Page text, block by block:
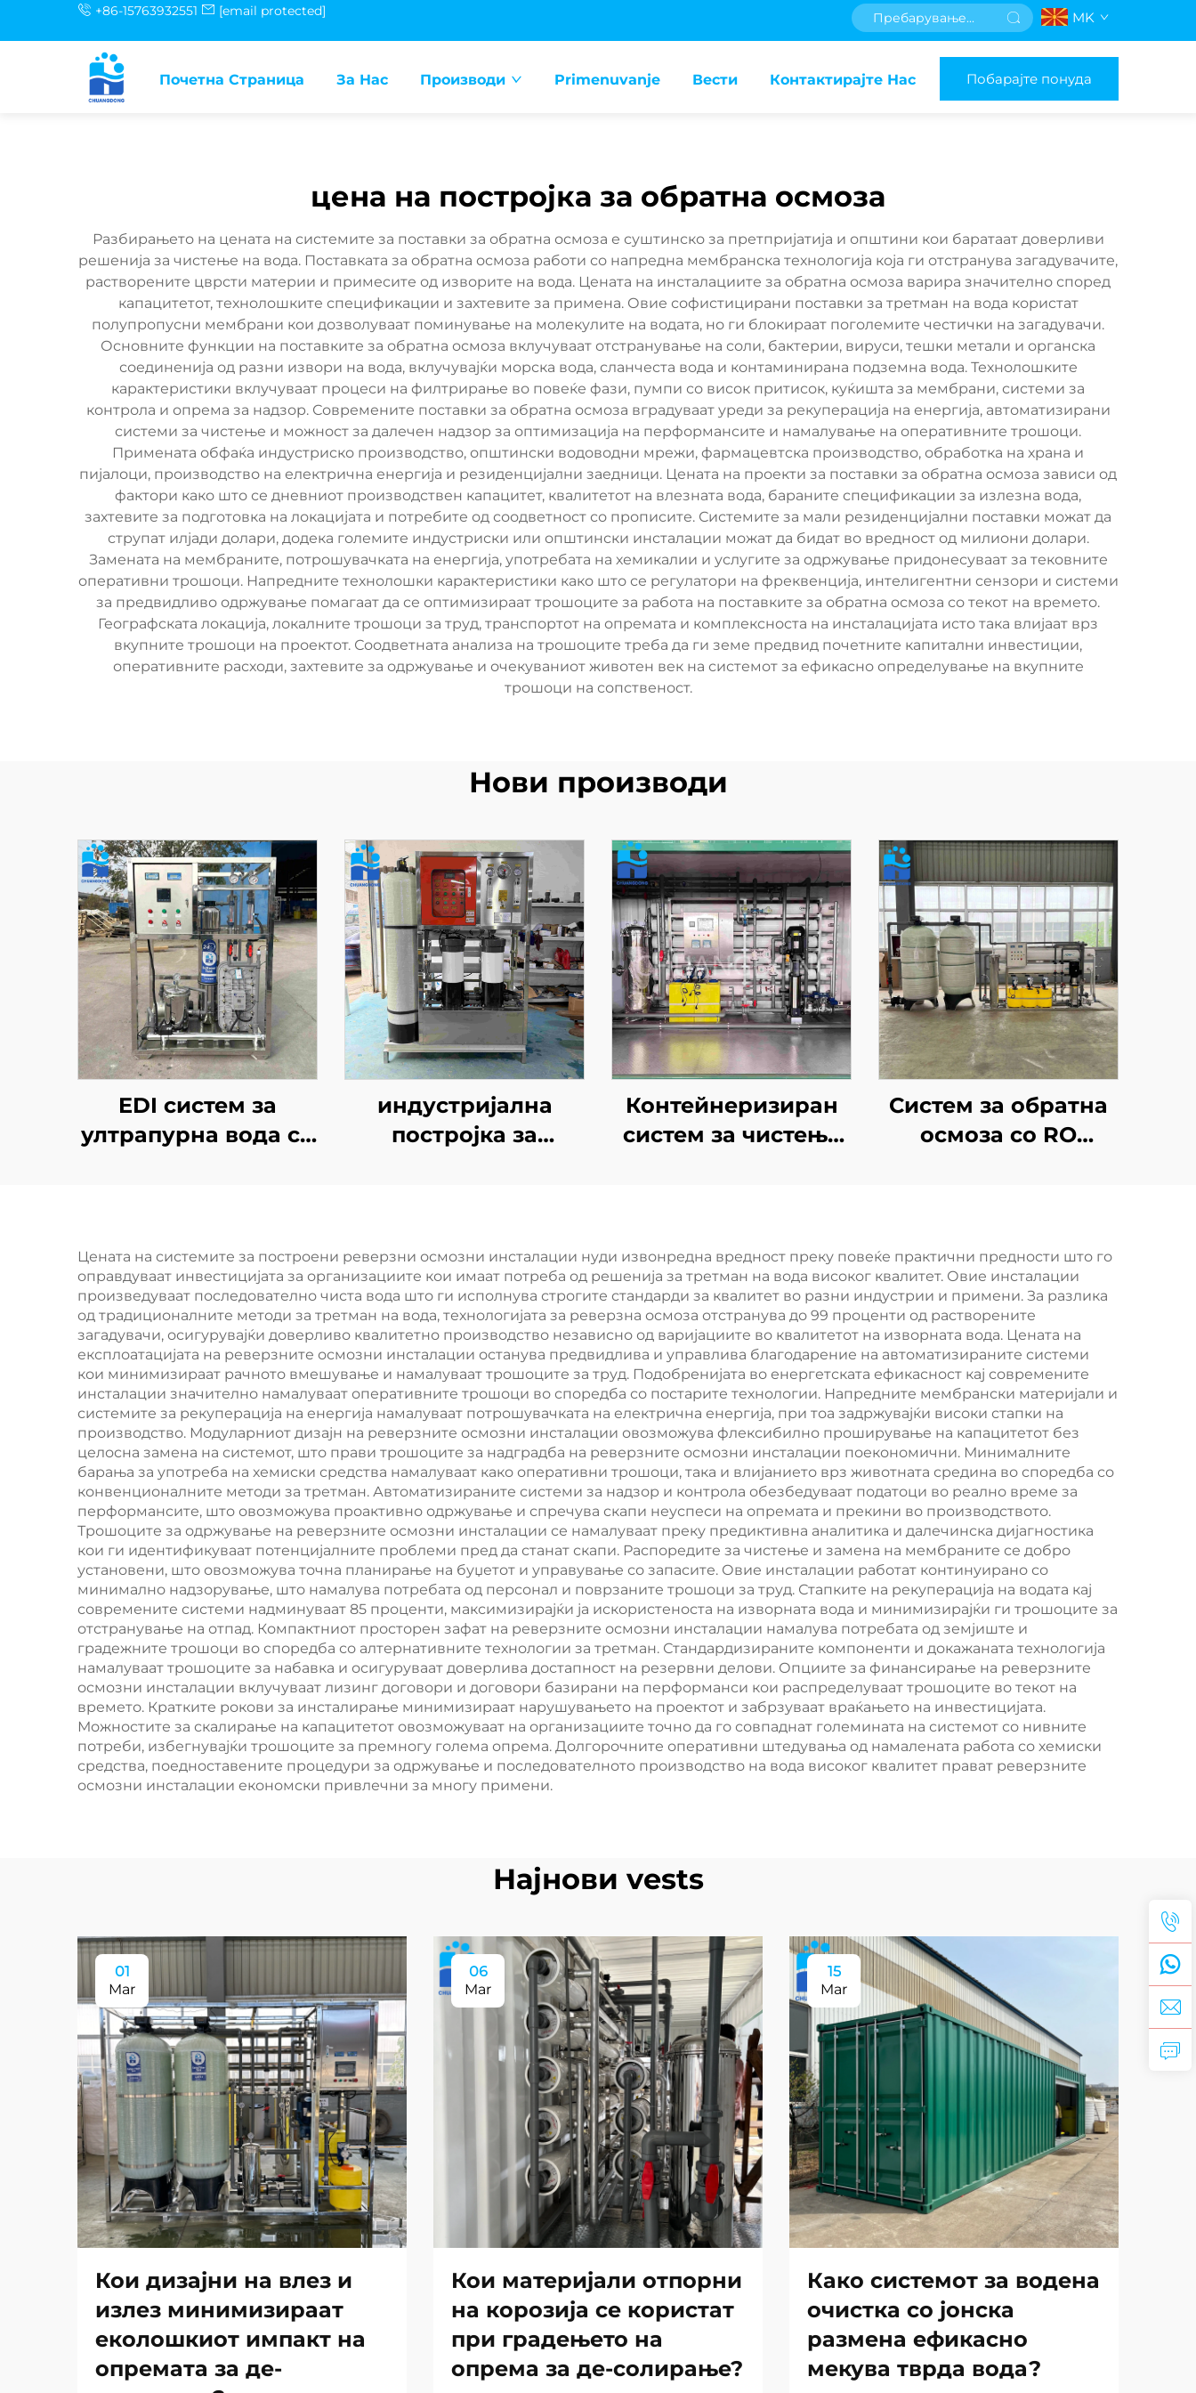
+86-15763932551 [email protected] MK
Почетна Страница За Нас Производи Primenuvanje Вести Контактирајте Нас Побарајте понуда
цена на постројка за обратна осмоза
Разбирањето на цената на системите за поставки за обратна осмоза е суштинско за претпријатија и општини кои баратаат доверливи
решенија за чистење на вода. Поставката за обратна осмоза работи со напредна мембранска технологија која ги отстранува загадувачите,
растворените цврсти материи и примесите од изворите на вода. Цената на инсталациите за обратна осмоза варира значително според
капацитетот, технолошките спецификации и захтевите за примена. Овие софистицирани поставки за третман на вода користат
полупропусни мембрани кои дозволуваат поминување на молекулите на водата, но ги блокираат поголемите честички на загадувачи.
Основните функции на поставките за обратна осмоза вклучуваат отстранување на соли, бактерии, вируси, тешки метали и органска
соединенија од разни извори на вода, вклучувајќи морска вода, сланчеста вода и контаминирана подземна вода. Технолошките
карактеристики вклучуваат процеси на филтрирање во повеќе фази, пумпи со висок притисок, куќишта за мембрани, системи за
контрола и опрема за надзор. Современите поставки за обратна осмоза вградуваат уреди за рекуперација на енергија, автоматизирани
системи за чистење и можност за далечен надзор за оптимизација на перформансите и намалување на оперативните трошоци.
Примената обфаќа индустриско производство, општински водоводни мрежи, фармацевтска производство, обработка на храна и
пијалоци, производство на електрична енергија и резиденцијални заедници. Цената на проекти за поставки за обратна осмоза зависи од
фактори како што се дневниот производствен капацитет, квалитетот на влезната вода, бараните спецификации за излезна вода,
захтевите за подготовка на локацијата и потребите од соодветност со прописите. Системите за мали резиденцијални поставки можат да
струпат илјади долари, додека големите индустриски или општински инсталации можат да бидат во вредност од милиони долари.
Замената на мембраните, потрошувачката на енергија, употребата на хемикалии и услугите за одржување придонесуваат за тековните
оперативни трошоци. Напредните технолошки карактеристики како што се регулатори на фреквенција, интелигентни сензори и системи
за предвидливо одржување помагаат да се оптимизираат трошоците за работа на поставките за обратна осмоза со текот на времето.
Географската локација, локалните трошоци за труд, транспортот на опремата и комплексноста на инсталацијата исто така влијаат врз
вкупните трошоци на проектот. Соодветната анализа на трошоците треба да ги земе предвид почетните капитални инвестиции,
оперативните расходи, захтевите за одржување и очекуваниот животен век на системот за ефикасно определување на вкупните
трошоци на сопственост.
Нови производи
EDI систем за
ултрапурна вода со
индустријална
постројка за
SWRO-систем за
третман на вода за
пијачна употреба
Контейнеризиран
систем за чистење
реверзно осмоза,
машина за
реверзно осмоза за
индустријална
филтрација на вода
Систем за обратна
осмоза со RO
третман на вода и
филтрациски
систем за пиење во
фарма и куќа
Цената на системите за построени реверзни осмозни инсталации нуди извонредна вредност преку повеќе практични предности што го
оправдуваат инвестицијата за организациите кои имаат потреба од решенија за третман на вода високог квалитет. Овие инсталации
произведуваат последователно чиста вода што ги исполнува строгите стандарди за квалитет во разни индустрии и примени. За разлика
од традиционалните методи за третман на вода, технологијата за реверзна осмоза отстранува до 99 проценти од растворените
загадувачи, осигурувајќи доверливо квалитетно производство независно од варијациите во квалитетот на изворната вода. Цената на
експлоатацијата на реверзните осмозни инсталации останува предвидлива и управлива благодарение на автоматизираните системи
кои минимизираат рачното вмешување и намалуваат трошоците за труд. Подобренијата во енергетската ефикасност кај современите
инсталации значително намалуваат оперативните трошоци во споредба со постарите технологии. Напредните мембрански материјали и
системите за рекуперација на енергија намалуваат потрошувачката на електрична енергија, при тоа задржувајќи високи стапки на
производство. Модуларниот дизајн на реверзните осмозни инсталации овозможува флексибилно проширување на капацитетот без
целосна замена на системот, што прави трошоците за надградба на реверзните осмозни инсталации поекономични. Минималните
барања за употреба на хемиски средства намалуваат како оперативни трошоци, така и влијанието врз животната средина во споредба со
конвенционалните методи за третман. Автоматизираните системи за надзор и контрола обезбедуваат податоци во реално време за
перформансите, што овозможува проактивно одржување и спречува скапи неуспеси на опремата и прекини во производството.
Трошоците за одржување на реверзните осмозни инсталации се намалуваат преку предиктивна аналитика и далечинска дијагностика
кои ги идентификуваат потенцијалните проблеми пред да станат скапи. Распоредите за чистење и замена на мембраните се добро
установени, што овозможува точна планирање на буџетот и управување со запасите. Овие инсталации работат континуирано со
минимално надзорување, што намалува потребата од персонал и поврзаните трошоци за труд. Стапките на рекуперација на водата кај
современите системи надминуваат 85 проценти, максимизирајќи ја искористеноста на изворната вода и минимизирајќи ги трошоците за
отстранување на отпад. Компактниот просторен зафат на реверзните осмозни инсталации намалува потребата од земјиште и
градежните трошоци во споредба со алтернативните технологии за третман. Стандардизираните компоненти и докажаната технологија
намалуваат трошоците за набавка и осигуруваат доверлива достапност на резервни делови. Опциите за финансирање на реверзните
осмозни инсталации вклучуваат лизинг договори и договори базирани на перформанси кои распределуваат трошоците во текот на
времето. Кратките рокови за инсталирање минимизираат нарушувањето на проектот и забрзуваат враќањето на инвестицијата.
Можностите за скалирање на капацитетот овозможуваат на организациите точно да го совпаднат големината на системот со нивните
потреби, избегнувајќи трошоците за премногу голема опрема. Долгорочните оперативни штедувања од намалената работа со хемиски
средства, поедноставените процедури за одржување и последователното производство на вода високог квалитет прават реверзните
осмозни инсталации економски привлечни за многу примени.
Најнови vests
01
Mar
Кои дизајни на влез и
излез минимизираат
еколошкиот импакт на
опремата за де-
06
Mar
Кои материјали отпорни
на корозија се користат
при градењето на
опрема за де-солирање?
15
Mar
Како системот за водена
очистка со јонска
размена ефикасно
мекува тврда вода?